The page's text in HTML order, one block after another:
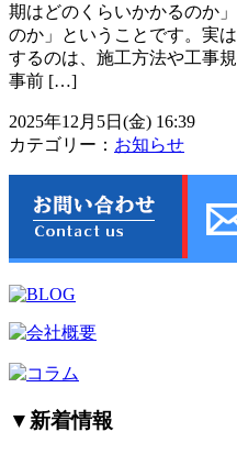
期はどのくらいかかるのか
のか」ということです。実
するのは、施工方法や工事
事前 […]
2025年12月5日(金) 16:39
カテゴリー： お知らせ
▼ 新着情報